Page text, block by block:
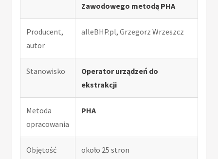
Zawodowego metodą PHA
Producent,
autor
alleBHP.pl, Grzegorz Wrzeszcz
Stanowisko
Operator urządzeń do
ekstrakcji
Metoda
opracowania
PHA
Objętość około 25 stron